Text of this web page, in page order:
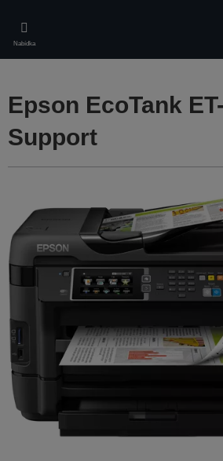
main
content
Nabídka
Epson EcoTank
Support